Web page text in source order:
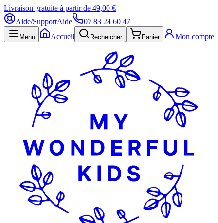
Livraison gratuite à partir de 49,00 €
Aide/SupportAide 07 83 24 60 47
Menu Accueil Rechercher Panier Mon compte